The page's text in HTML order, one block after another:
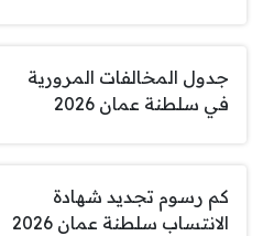
جدول المخالفات المرورية
في سلطنة عمان 2026
كم رسوم تجديد شهادة
الانتساب سلطنة عمان 2026